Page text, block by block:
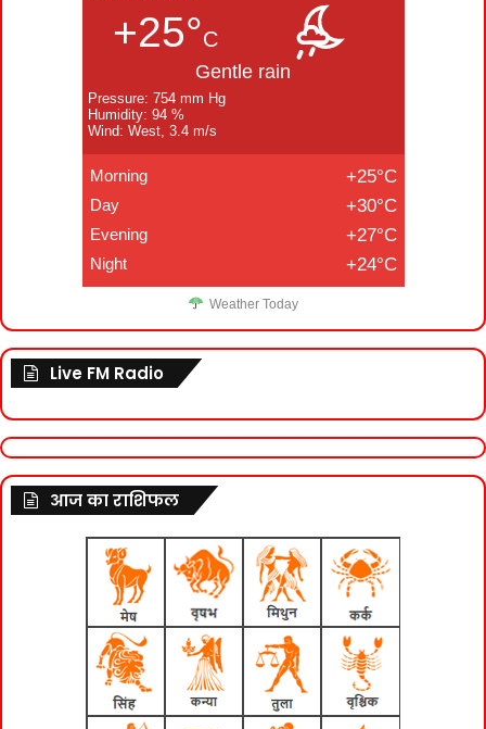
+25°C
Gentle rain
Pressure: 754 mm Hg
Humidity: 94 %
Wind: West, 3.4 m/s
Morning +25°C
Day +30°C
Evening +27°C
Night +24°C
Weather Today
Live FM Radio
आज का राशिफल